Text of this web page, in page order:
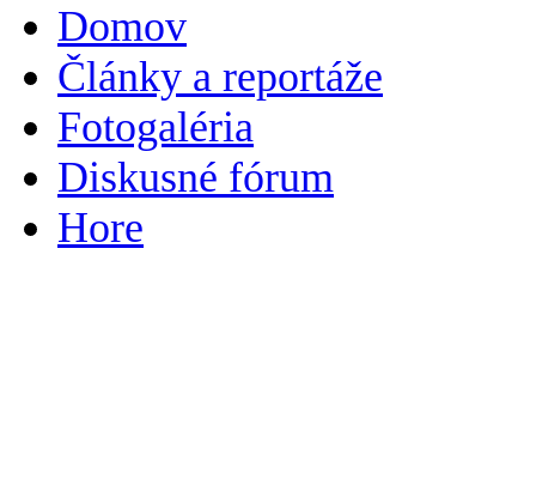
Domov
Články a reportáže
Fotogaléria
Diskusné fórum
Hore